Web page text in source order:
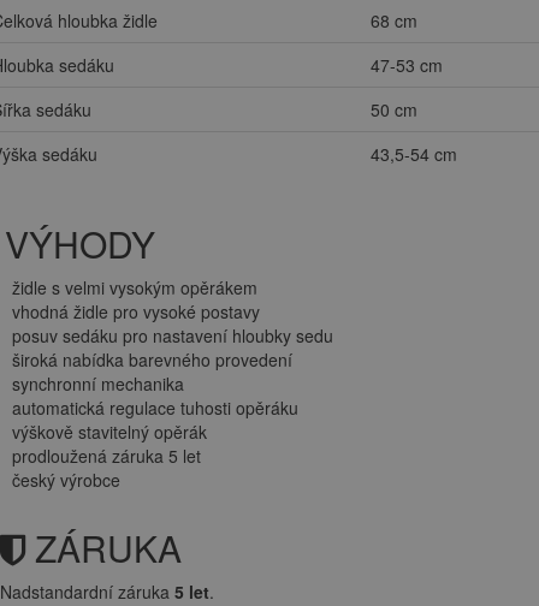
hloubka židle
68 cm
sedáku
47-53 cm
sedáku
50 cm
sedáku
43,5-54 cm
židle s velmi vysokým opěrákem
vhodná židle pro vysoké postavy
posuv sedáku pro nastavení hloubky sedu
široká nabídka barevného provedení
synchronní mechanika
automatická regulace tuhosti opěráku
výškově stavitelný opěrák
prodloužená záruka 5 let
český výrobce
ZÁRUKA
Nadstandardní záruka 5 let.